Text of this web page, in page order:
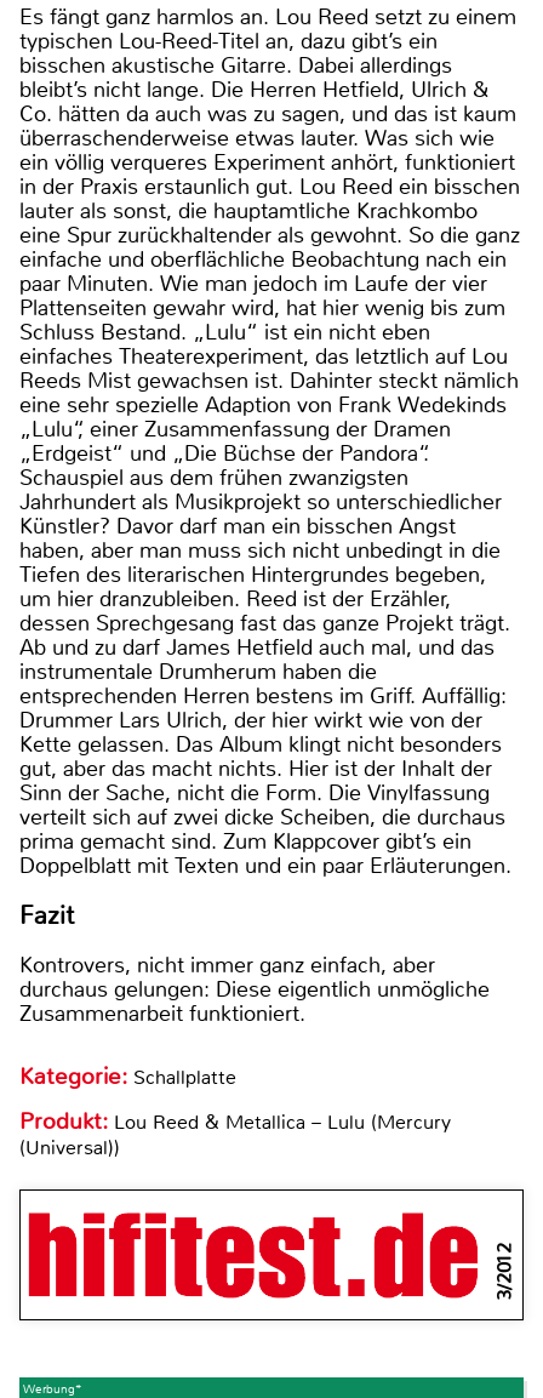
Es fängt ganz harmlos an. Lou Reed setzt zu einem
typischen Lou-Reed-Titel an, dazu gibt’s ein
bisschen akustische Gitarre. Dabei allerdings
bleibt’s nicht lange. Die Herren Hetfield, Ulrich &
Co. hätten da auch was zu sagen, und das ist kaum
überraschenderweise etwas lauter. Was sich wie
ein völlig verqueres Experiment anhört, funktioniert
in der Praxis erstaunlich gut. Lou Reed ein bisschen
lauter als sonst, die hauptamtliche Krachkombo
eine Spur zurückhaltender als gewohnt. So die ganz
einfache und oberflächliche Beobachtung nach ein
paar Minuten. Wie man jedoch im Laufe der vier
Plattenseiten gewahr wird, hat hier wenig bis zum
Schluss Bestand. „Lulu“ ist ein nicht eben
einfaches Theaterexperiment, das letztlich auf Lou
Reeds Mist gewachsen ist. Dahinter steckt nämlich
eine sehr spezielle Adaption von Frank Wedekinds
„Lulu“, einer Zusammenfassung der Dramen
„Erdgeist“ und „Die Büchse der Pandora“.
Schauspiel aus dem frühen zwanzigsten
Jahrhundert als Musikprojekt so unterschiedlicher
Künstler? Davor darf man ein bisschen Angst
haben, aber man muss sich nicht unbedingt in die
Tiefen des literarischen Hintergrundes begeben,
um hier dranzubleiben. Reed ist der Erzähler,
dessen Sprechgesang fast das ganze Projekt trägt.
Ab und zu darf James Hetfield auch mal, und das
instrumentale Drumherum haben die
entsprechenden Herren bestens im Griff. Auffällig:
Drummer Lars Ulrich, der hier wirkt wie von der
Kette gelassen. Das Album klingt nicht besonders
gut, aber das macht nichts. Hier ist der Inhalt der
Sinn der Sache, nicht die Form. Die Vinylfassung
verteilt sich auf zwei dicke Scheiben, die durchaus
prima gemacht sind. Zum Klappcover gibt’s ein
Doppelblatt mit Texten und ein paar Erläuterungen.
Fazit
Kontrovers, nicht immer ganz einfach, aber
durchaus gelungen: Diese eigentlich unmögliche
Zusammenarbeit funktioniert.
Kategorie: Schallplatte
Produkt: Lou Reed & Metallica – Lulu (Mercury
(Universal))
3/2012
Werbung*